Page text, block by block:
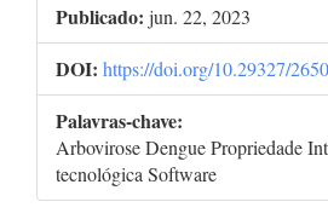
Publicado: jun. 22, 2023
DOI: https://doi.org/10.29327/
Palavras-chave:
Arbovirose Dengue Propriedade
tecnológica Software